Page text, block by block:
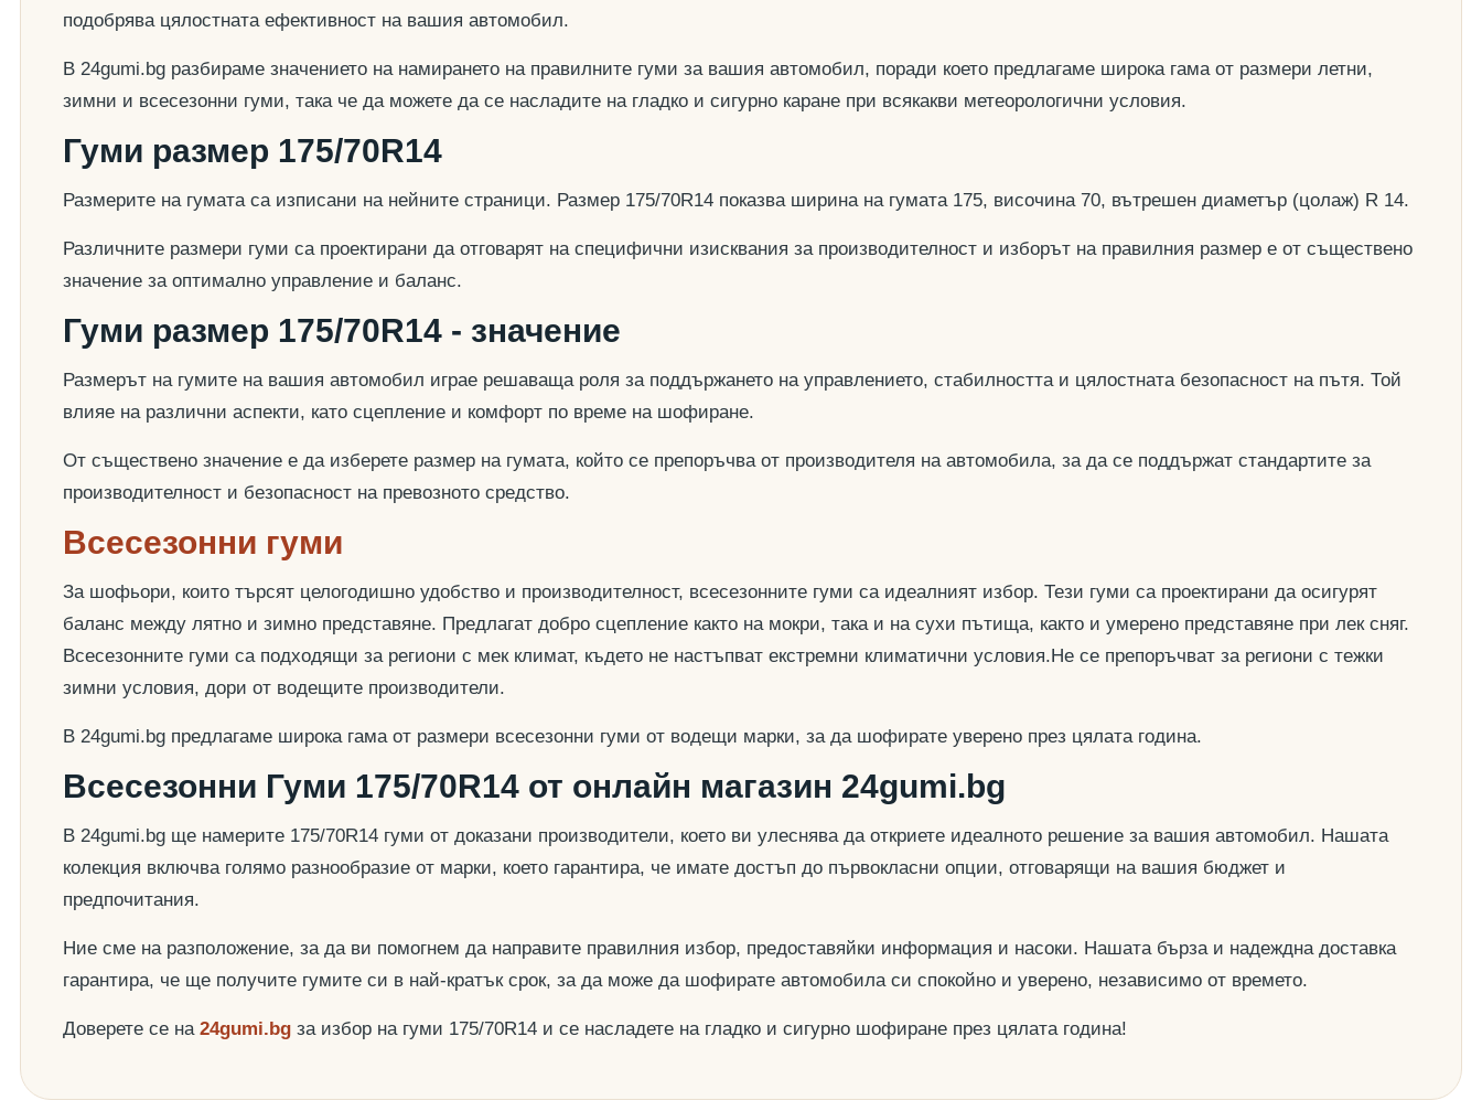
подобрява цялостната ефективност на вашия автомобил.
В 24gumi.bg разбираме значението на намирането на правилните гуми за вашия автомобил, поради което предлагаме широка гама от размери летни,
зимни и всесезонни гуми, така че да можете да се насладите на гладко и сигурно каране при всякакви метеорологични условия.
Гуми размер 175/70R14
Размерите на гумата са изписани на нейните страници. Размер 175/70R14 показва ширина на гумата 175, височина 70, вътрешен диаметър (цолаж) R 14.
Различните размери гуми са проектирани да отговарят на специфични изисквания за производителност и изборът на правилния размер е от съществено
значение за оптимално управление и баланс.
Гуми размер 175/70R14 - значение
Размерът на гумите на вашия автомобил играе решаваща роля за поддържането на управлението, стабилността и цялостната безопасност на пътя. Той
влияе на различни аспекти, като сцепление и комфорт по време на шофиране.
От съществено значение е да изберете размер на гумата, който се препоръчва от производителя на автомобила, за да се поддържат стандартите за
производителност и безопасност на превозното средство.
Всесезонни гуми
За шофьори, които търсят целогодишно удобство и производителност, всесезонните гуми са идеалният избор. Тези гуми са проектирани да осигурят
баланс между лятно и зимно представяне. Предлагат добро сцепление както на мокри, така и на сухи пътища, както и умерено представяне при лек сняг.
Всесезонните гуми са подходящи за региони с мек климат, където не настъпват екстремни климатични условия.Не се препоръчват за региони с тежки
зимни условия, дори от водещите производители.
В 24gumi.bg предлагаме широка гама от размери всесезонни гуми от водещи марки, за да шофирате уверено през цялата година.
Всесезонни Гуми 175/70R14 от онлайн магазин 24gumi.bg
В 24gumi.bg ще намерите 175/70R14 гуми от доказани производители, което ви улеснява да откриете идеалното решение за вашия автомобил. Нашата
колекция включва голямо разнообразие от марки, което гарантира, че имате достъп до първокласни опции, отговарящи на вашия бюджет и
предпочитания.
Ние сме на разположение, за да ви помогнем да направите правилния избор, предоставяйки информация и насоки. Нашата бърза и надеждна доставка
гарантира, че ще получите гумите си в най-кратък срок, за да може да шофирате автомобила си спокойно и уверено, независимо от времето.
Доверете се на 24gumi.bg за избор на гуми 175/70R14 и се насладете на гладко и сигурно шофиране през цялата година!